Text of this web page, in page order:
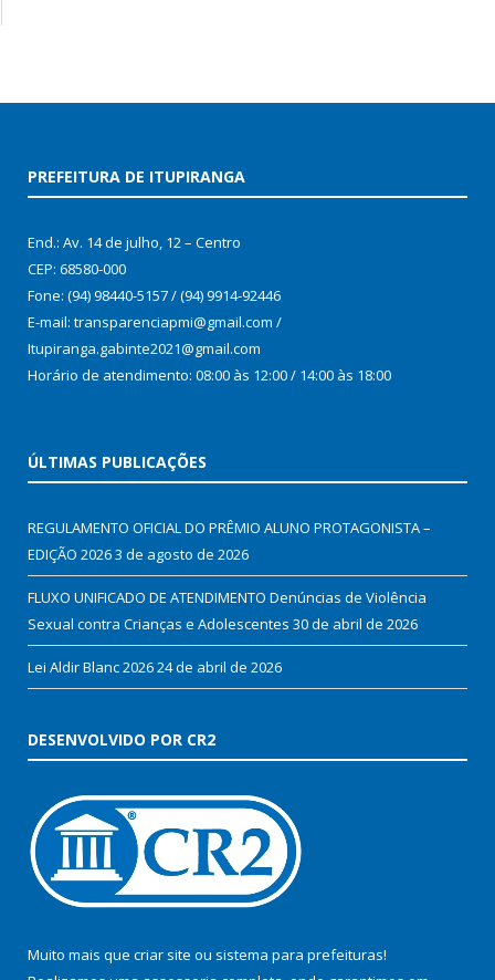
PREFEITURA DE ITUPIRANGA
End.: Av. 14 de julho, 12 – Centro
CEP: 68580-000
Fone: (94) 98440-5157 / (94) 9914-92446
E-mail: transparenciapmi@gmail.com /
Itupiranga.gabinte2021@gmail.com
Horário de atendimento: 08:00 às 12:00 / 14:00 às 18:00
ÚLTIMAS PUBLICAÇÕES
REGULAMENTO OFICIAL DO PRÊMIO ALUNO PROTAGONISTA –
EDIÇÃO 20263 de agosto de 2026
FLUXO UNIFICADO DE ATENDIMENTO Denúncias de Violência
Sexual contra Crianças e Adolescentes 30 de abril de 2026
Lei Aldir Blanc 202624 de abril de 2026
DESENVOLVIDO POR CR2
Muito mais que criar site ou sistema para prefeituras!